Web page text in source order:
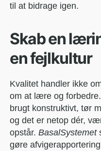
til at bidrage igen.
Skab en
en fejlkultur
Kvalitet handler ikke
om at lære og
brugt konstruktivt, tør
og det er netop dér,
opstår. BasalSystemet
gøre